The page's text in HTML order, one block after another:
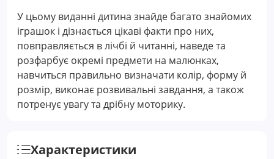
У цьому виданні дитина знайде багато знайомих
іграшок і дізнається цікаві факти про них,
повправляється в лічбі й читанні, наведе та
розфарбує окремі предмети на малюнках,
навчиться правильно визначати колір, форму й
розмір, виконає розвивальні завдання, а також
потренує увагу та дрібну моторику.
Характеристики